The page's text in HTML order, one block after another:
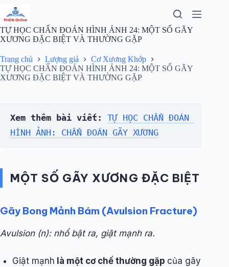
đến
phần
nội
dung
TỰ HỌC CHẨN ĐOÁN HÌNH ẢNH 24: MỘT SỐ GÃY
XƯƠNG ĐẶC BIỆT VÀ THƯỜNG GẶP
Trang chủ Lượng giá
Cơ Xương Khớp
TỰ HỌC CHẨN ĐOÁN HÌNH ẢNH 24: MỘT SỐ GÃY
XƯƠNG ĐẶC BIỆT VÀ THƯỜNG GẶP
Xem thêm bài viết:
TỰ HỌC CHẨN ĐOÁN
HÌNH ẢNH: CHẨN ĐOÁN GÃY XƯƠNG
MỘT SỐ GÃY XƯƠNG ĐẶC BIỆT
Gãy Bong Mảnh Bám (Avulsion Fracture)
Avulsion (n): nhổ bật ra, giật mạnh ra.
Giật mạnh là một cơ chế thường gặp của gãy